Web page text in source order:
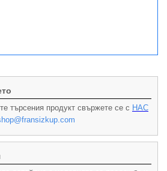
търсения продукт свържете се с НАС